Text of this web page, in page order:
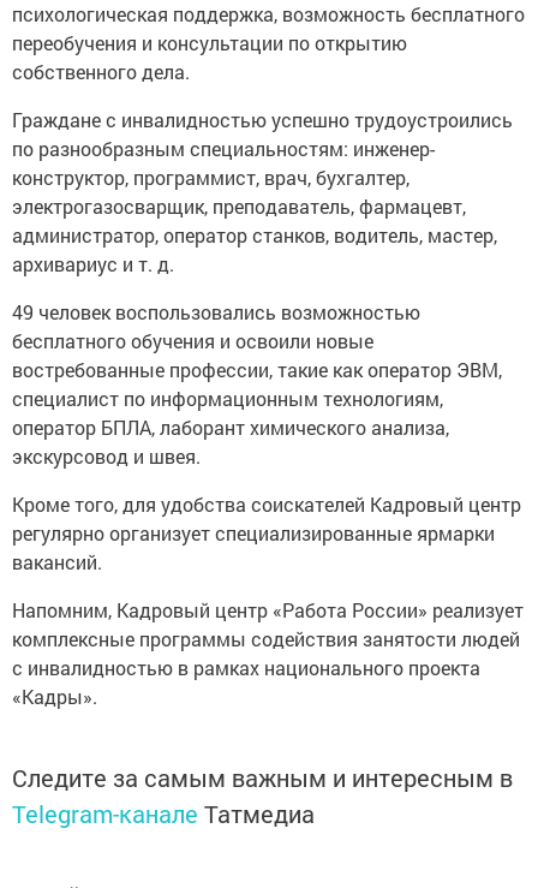
психологическая поддержка, возможность бесплатного
переобучения и консультации по открытию
собственного дела.
Граждане с инвалидностью успешно трудоустроились
по разнообразным специальностям: инженер-
конструктор, программист, врач, бухгалтер,
электрогазосварщик, преподаватель, фармацевт,
администратор, оператор станков, водитель, мастер,
архивариус и т. д.
49 человек воспользовались возможностью
бесплатного обучения и освоили новые
востребованные профессии, такие как оператор ЭВМ,
специалист по информационным технологиям,
оператор БПЛА, лаборант химического анализа,
экскурсовод и швея.
Кроме того, для удобства соискателей Кадровый центр
регулярно организует специализированные ярмарки
вакансий.
Напомним, Кадровый центр «Работа России» реализует
комплексные программы содействия занятости людей
с инвалидностью в рамках национального проекта
«Кадры».
Следите за самым важным и интересным в
Telegram-канале Татмедиа